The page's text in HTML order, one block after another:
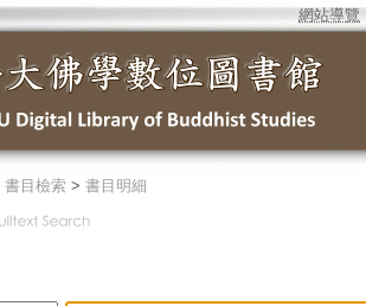
網站導覽
書目檢索 > 書目明細